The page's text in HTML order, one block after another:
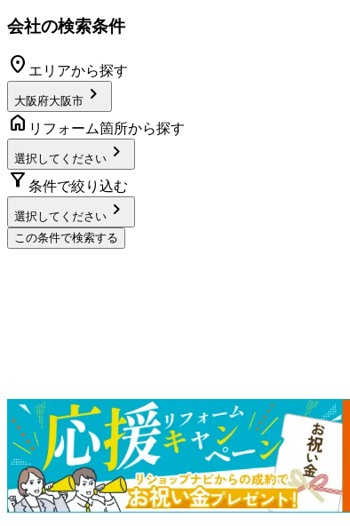
会社の検索条件
location_on エリアから探す
大阪府大阪市 chevron_right
home リフォーム箇所から探す
選択してください chevron_right
filter_alt 条件で絞り込む
選択してください chevron_right
この条件で検索する